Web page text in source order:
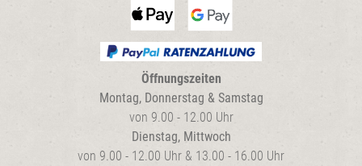
Öffnungszeiten
Montag, Donnerstag & Samstag
von 9.00 - 12.00 Uhr
Dienstag, Mittwoch
von 9.00 - 12.00 Uhr & 13.00 - 16.00 Uhr